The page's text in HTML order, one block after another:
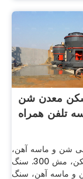
معدن شن
تلفن همراه
شن و ماسه آهن،
سنگ شکن، مش 300. سنگ
و ماسه آهن، سنگ